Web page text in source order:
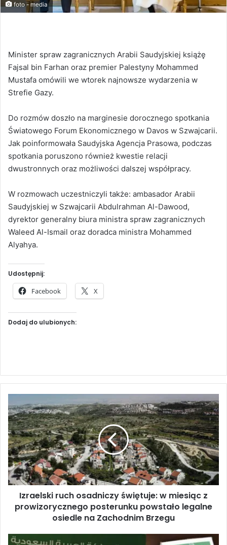
foto - media
Minister spraw zagranicznych Arabii Saudyjskiej książę
Fajsal bin Farhan oraz premier Palestyny Mohammed
Mustafa omówili we wtorek najnowsze wydarzenia w
Strefie Gazy.
Do rozmów doszło na marginesie dorocznego spotkania
Światowego Forum Ekonomicznego w Davos w Szwajcarii.
Jak poinformowała Saudyjska Agencja Prasowa, podczas
spotkania poruszono również kwestie relacji
dwustronnych oraz możliwości dalszej współpracy.
W rozmowach uczestniczyli także: ambasador Arabii
Saudyjskiej w Szwajcarii Abdulrahman Al-Dawood,
dyrektor generalny biura ministra spraw zagranicznych
Waleed Al-Ismail oraz doradca ministra Mohammed
Alyahya.
Udostępnij:
Facebook X
Dodaj do ulubionych:
z
r
a
e
l
s
k
i
o
Izraelski ruch osadniczy świętuje: w miesiąc z
prowizorycznego posterunku powstało legalne
osiedle na Zachodnim Brzegu
K